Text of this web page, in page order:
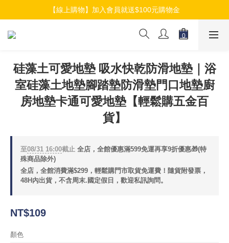
【線上購物】加入會員就送$100元購物金
【線上購物】加入會員就送$100元購物金
【線上購物】介紹好友加入會員再拿$50折扣金
硅藻土可愛地墊 吸水快乾防滑地墊｜浴
室硅藻土地墊腳踏墊防滑墊門口地墊廚
房地墊卡通可愛地墊【輕鬆購五金百
貨】
至08/31 16:00截止 全店，全館優惠滿599免運再享9折優惠🎁(特
殊商品除外)
全店，全館消費滿$299，輕鬆購門市取貨免運費！隨貨附發票，
48H內出貨，不含周末.國定假日，歡迎私訊詢問。
NT$109
顏色